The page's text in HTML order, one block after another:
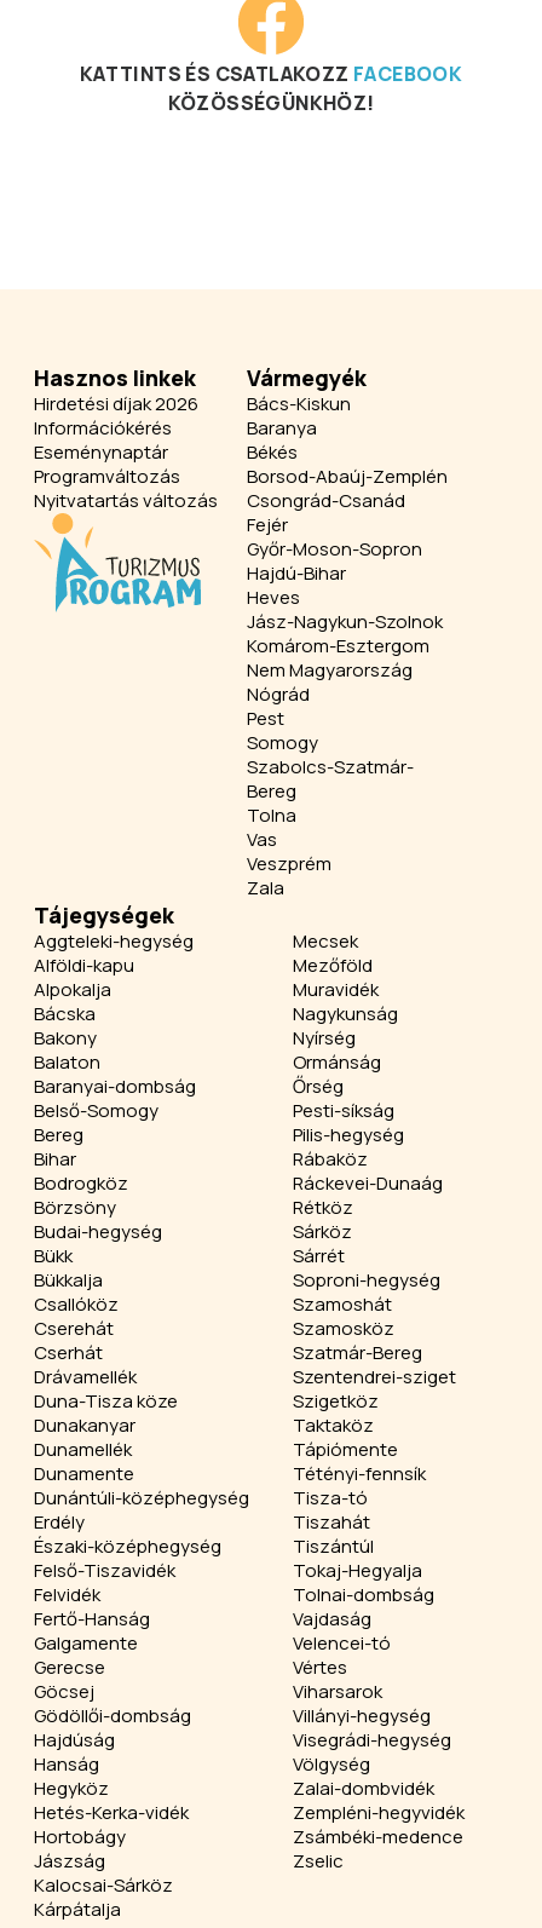
KATTINTS ÉS CSATLAKOZZ FACEBOOK
KÖZÖSSÉGÜNKHÖZ!
Hasznos linkek
Hirdetési díjak 2026
Információkérés
Eseménynaptár
Programváltozás
Nyitvatartás változás
Vármegyék
Bács-Kiskun
Baranya
Békés
Borsod-Abaúj-Zemplén
Csongrád-Csanád
Fejér
Győr-Moson-Sopron
Hajdú-Bihar
Heves
Jász-Nagykun-Szolnok
Komárom-Esztergom
Nem Magyarország
Nógrád
Pest
Somogy
Szabolcs-Szatmár-
Bereg
Tolna
Vas
Veszprém
Zala
Tájegységek
Aggteleki-hegység
Alföldi-kapu
Alpokalja
Bácska
Bakony
Balaton
Baranyai-dombság
Belső-Somogy
Bereg
Bihar
Bodrogköz
Börzsöny
Budai-hegység
Bükk
Bükkalja
Csallóköz
Cserehát
Cserhát
Drávamellék
Duna-Tisza köze
Dunakanyar
Dunamellék
Dunamente
Dunántúli-középhegység
Erdély
Északi-középhegység
Felső-Tiszavidék
Felvidék
Fertő-Hanság
Galgamente
Gerecse
Göcsej
Gödöllői-dombság
Hajdúság
Hanság
Hegyköz
Hetés-Kerka-vidék
Hortobágy
Jászság
Kalocsai-Sárköz
Kárpátalja
Mecsek
Mezőföld
Muravidék
Nagykunság
Nyírség
Ormánság
Őrség
Pesti-síkság
Pilis-hegység
Rábaköz
Ráckevei-Dunaág
Rétköz
Sárköz
Sárrét
Soproni-hegység
Szamoshát
Szamosköz
Szatmár-Bereg
Szentendrei-sziget
Szigetköz
Taktaköz
Tápiómente
Tétényi-fennsík
Tisza-tó
Tiszahát
Tiszántúl
Tokaj-Hegyalja
Tolnai-dombság
Vajdaság
Velencei-tó
Vértes
Viharsarok
Villányi-hegység
Visegrádi-hegység
Völgység
Zalai-dombvidék
Zempléni-hegyvidék
Zsámbéki-medence
Zselic